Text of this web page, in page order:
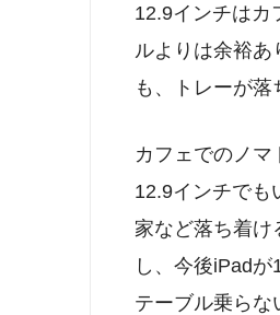
12.9インチはカ
ルよりは余裕
も、トレーが落
カフェでのノ
12.9インチでも
家など落ち着け
し、今後iPad
テーブル乗らな